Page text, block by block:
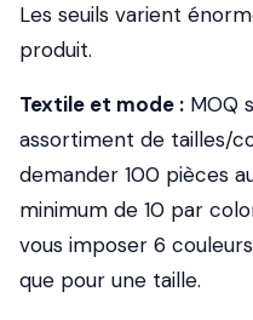
Les seuils varient
produit.
Textile et mode : MOQ
assortiment de tailles/
demander 100 pièces
minimum de 10 par
vous imposer 6
que pour une taille.